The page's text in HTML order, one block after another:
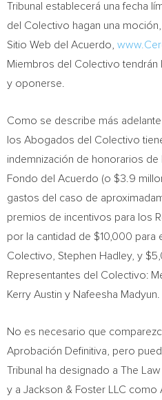
Tribunal establecerá una fecha
del Colectivo hagan una
Sitio Web del Acuerdo,
Miembros del Colectivo
y oponerse.
Como se describe más
los Abogados del Colectivo
indemnización de honorarios de
Fondo del Acuerdo (o $3.9
gastos del caso de
premios de incentivos para los
por la cantidad de $10,000 para
Colectivo, Stephen Hadley, y
Representantes del Colectivo:
Kerry Austin y Nafeesha Madyun
No es necesario que
Aprobación Definitiva, pero
Tribunal ha designado a The
y a Jackson & Foster LLC